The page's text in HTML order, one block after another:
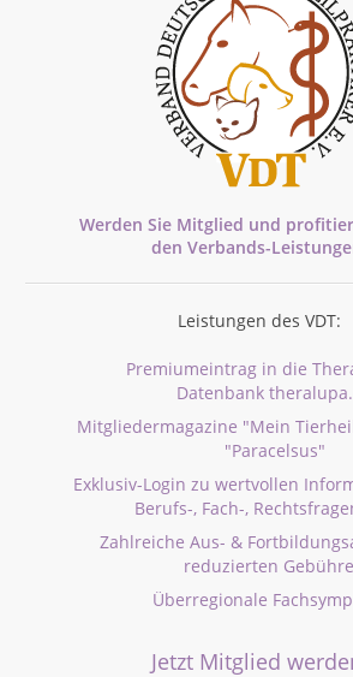
Werden Sie Mitglied und
den Verbands-
Leistungen des VDT:
Premiumeintrag in die
Datenbank
Mitgliedermagazine "Mein
"Paracelsus"
Exklusiv-Login zu wertvollen
Berufs-, Fach-,
Zahlreiche Aus- &
reduzierten
Überregionale
Jetzt Mitglied